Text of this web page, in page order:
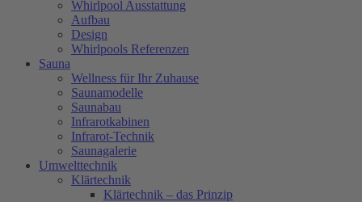
Whirlpool Ausstattung
Aufbau
Design
Whirlpools Referenzen
Sauna
Wellness für Ihr Zuhause
Saunamodelle
Saunabau
Infrarotkabinen
Infrarot-Technik
Saunagalerie
Umwelttechnik
Klärtechnik
Klärtechnik – das Prinzip